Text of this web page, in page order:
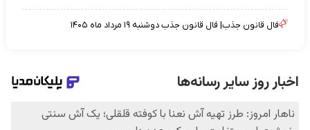
فال قانون جذب| فال قانون جذب دوشنبه ۱۹ مرداد ماه ۱۴۰۵